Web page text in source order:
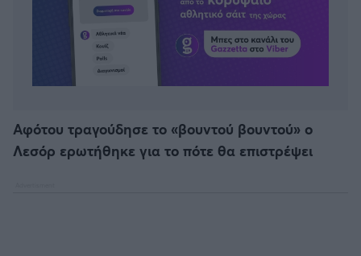
Αφότου τραγούδησε το «βουντού βουντού» ο
Λεσόρ ερωτήθηκε για το πότε θα επιστρέψει